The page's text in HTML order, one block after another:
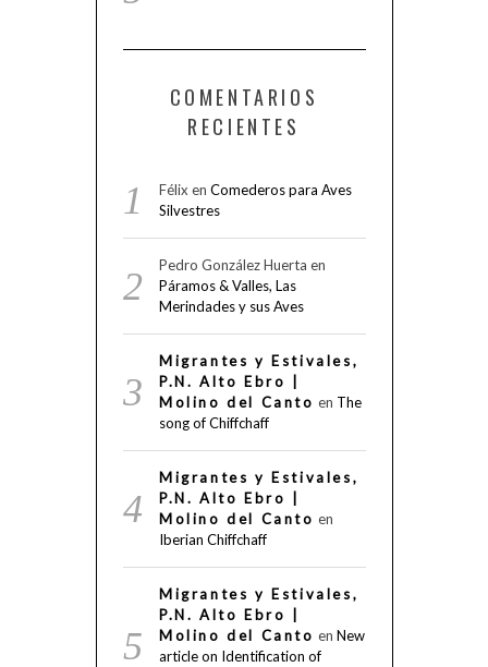
COMENTARIOS
RECIENTES
Félix en Comederos para Aves
Silvestres
Pedro González Huerta en
Páramos & Valles, Las
Merindades y sus Aves
Migrantes y Estivales,
P.N. Alto Ebro |
Molino del Canto en The
song of Chiffchaff
Migrantes y Estivales,
P.N. Alto Ebro |
Molino del Canto en
Iberian Chiffchaff
Migrantes y Estivales,
P.N. Alto Ebro |
Molino del Canto en New
article on Identification of